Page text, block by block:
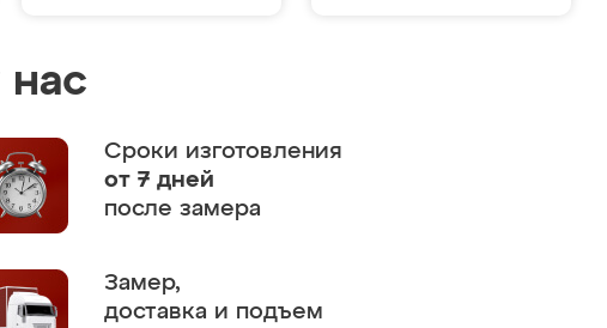
нас
Сроки изготовления
от 7 дней
после замера
Замер,
доставка и подъем